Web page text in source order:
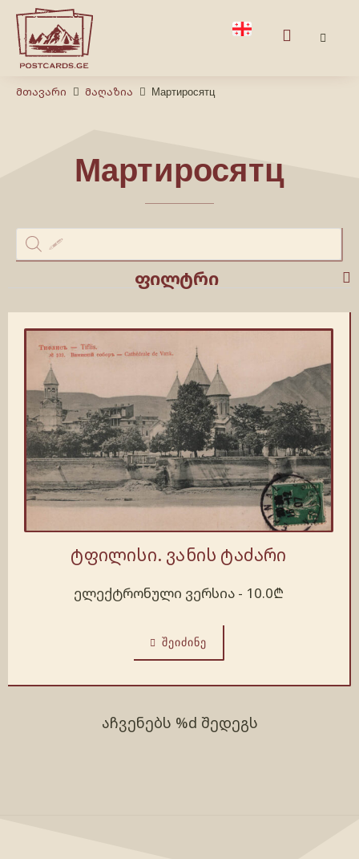
Მთავარი Მაღაზია Мартиросятц
Мартиросятц
ფილტრი
ტფილისი. ვანის ტაძარი
ელექტრონული ვერსია - 10.0₾
ᲨᲔᲘᲫᲘᲜᲔ
აჩვენებს %d შედეგს